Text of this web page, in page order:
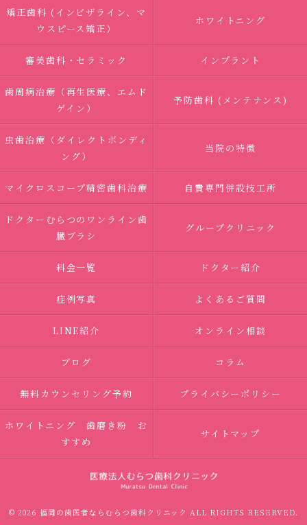
矯正歯科 (インビザライン、マ
ウスピース矯正）
ホワイトニング
審美歯科・セラミック インプラント
歯周病治療（再生医療、エムド
ゲイン）
予防歯科 (メンテナンス)
虫歯治療（ダイレクトボンディ
ング）
当院の特徴
マイクロスコープ精密歯科治療 自費専門併設技工所
ドクターむらつのワンライン歯
臓ブラシ
グループクリニック
料金一覧 ドクター紹介
症例写真 よくあるご質問
LINE紹介 オンライン相談
ブログ コラム
無料カウンセリング予約 プライバシーポリシー
ホワイトニング 歯磨き粉 お
すすめ
サイトマップ
© 2026 福岡の歯医者ならむらつ歯科クリニック ALL RIGHTS RESERVED.